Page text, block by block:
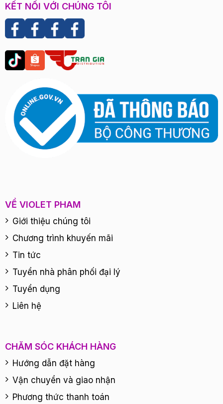
KẾT NỐI VỚI CHÚNG TÔI
VỀ VIOLET PHAM
Giới thiệu chúng tôi
Chương trình khuyến mãi
Tin tức
Tuyển nhà phân phối đại lý
Tuyển dụng
Liên hệ
CHĂM SÓC KHÁCH HÀNG
Hướng dẫn đặt hàng
Vận chuyển và giao nhận
Phương thức thanh toán